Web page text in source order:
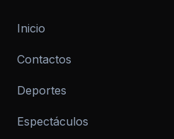
Inicio
Contactos
Deportes
Espectáculos